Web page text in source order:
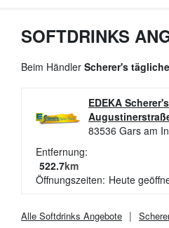
SOFTDRINKS
Beim Händler Scherer's
EDEKA
83536 Gars am
Entfernung:
522.7km
Öffnungszeiten: Heute
Alle Softdrinks Angebote